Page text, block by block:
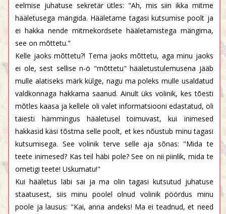
eelmise juhatuse sekretär ütles: "Ah, mis siin ikka mitme
hääletusega mängida. Hääletame tagasi kutsumise poolt ja
ei hakka nende mitmekordsete hääletamistega mängima,
see on mõttetu."
Kelle jaoks mõttetu?! Tema jaoks mõttetu, aga minu jaoks
ei ole, sest sellise n-ö "mõttetu" hääletustulemusena jääb
mulle alatiseks märk külge, nagu ma poleks mulle usaldatud
valdkonnaga hakkama saanud. Ainult üks volinik, kes tõesti
mõtles kaasa ja kellele oli valet informatsiooni edastatud, oli
täiesti hämmingus hääletusel toimuvast, kui inimesed
hakkasid käsi tõstma selle poolt, et kes nõustub minu tagasi
kutsumisega. See volinik terve selle aja sõnas: "Mida te
teete inimesed? Kas teil häbi pole? See on nii piinlik, mida te
ometigi teete! Uskumatu!"
Kui hääletus läbi sai ja ma olin tagasi kutsutud juhatuse
staatusest, siis minu poolel olnud volinik pöördus minu
poole ja lausus: "Kai, anna andeks! Ma ei teadnud, et need